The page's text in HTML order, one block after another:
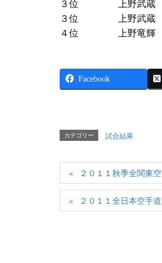
３位 上野武
３位 上野武蔵
４位 上野竜輝
Facebook
カテゴリー 試合結果
２０１１秋季全関東
２０１１全日本空手